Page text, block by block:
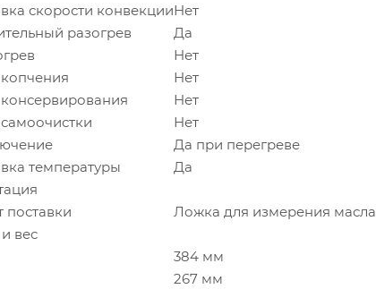
скорости конвекцииНет
разогрев
Да
Нет
Нет
Нет
Нет
Да при перегреве
температуры
Да
поставки
Ложка для измерения масла
вес
384 мм
267 мм